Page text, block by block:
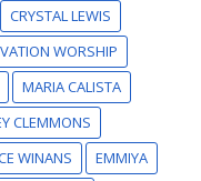
CRYSTAL LEWIS
WORSHIP
MARIA CALISTA
CLEMMONS
WINANS
EMMIYA